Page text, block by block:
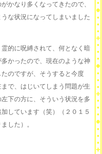
かなり多くなってきたので、
な状況になってしまいました
的に呪縛されて、何となく暗
かったので、現在のような神
のですが、そうすると今度
で、はじいてしまう問題が生
下の方に、そういう状況を多
しています（笑）（２０１５
した）。